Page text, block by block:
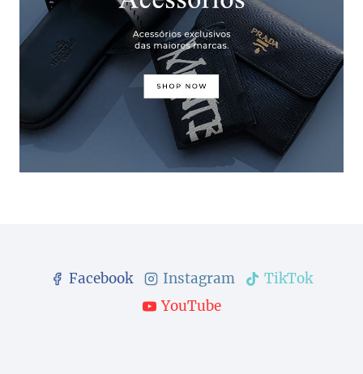
Facebook Instagram
TikTok
YouTube